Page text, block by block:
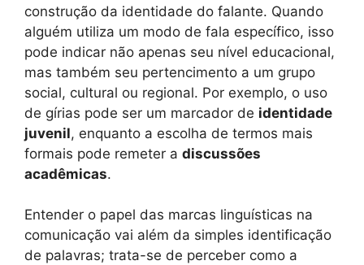
construção da identidade do falante. Quando
alguém utiliza um modo de fala específico, isso
pode indicar não apenas seu nível educacional,
mas também seu pertencimento a um grupo
social, cultural ou regional. Por exemplo, o uso
de gírias pode ser um marcador de identidade
juvenil, enquanto a escolha de termos mais
formais pode remeter a discussões
acadêmicas.
Entender o papel das marcas linguísticas na
comunicação vai além da simples identificação
de palavras; trata-se de perceber como a